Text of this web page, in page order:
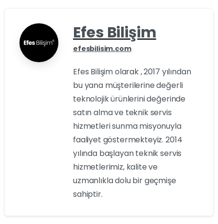
Efes Bilişim
efesbilisim.com
Efes Bilişim olarak , 2017 yılından
bu yana müşterilerine değerli
teknolojik ürünlerini değerinde
satın alma ve teknik servis
hizmetleri sunma misyonuyla
faaliyet göstermekteyiz. 2014
yılında başlayan teknik servis
hizmetlerimiz, kalite ve
uzmanlıkla dolu bir geçmişe
sahiptir.